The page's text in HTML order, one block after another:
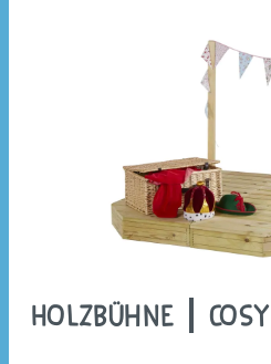
Holzbühne | Cosy